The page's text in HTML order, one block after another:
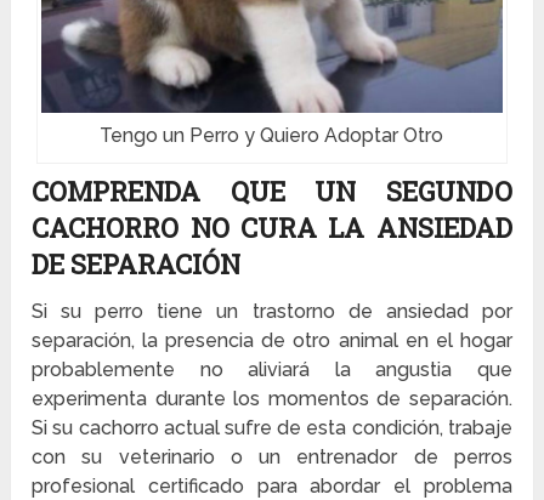
Tengo un Perro y Quiero Adoptar Otro
COMPRENDA QUE UN SEGUNDO
CACHORRO NO CURA LA ANSIEDAD
DE SEPARACIÓN
Si su perro tiene un trastorno de ansiedad por
separación, la presencia de otro animal en el hogar
probablemente no aliviará la angustia que
experimenta durante los momentos de separación.
Si su cachorro actual sufre de esta condición, trabaje
con su veterinario o un entrenador de perros
profesional certificado para abordar el problema